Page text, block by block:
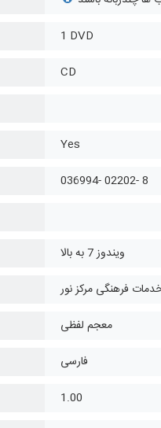
1 DVD
CD
Yes
036994- 02202- 8
ویندوز 7 به بالا
فرهنگی مرکز نور
معجم لفظی
فارسی
1.00